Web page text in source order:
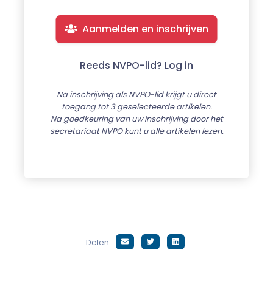
Aanmelden en inschrijven
Reeds NVPO-lid? Log in
Na inschrijving als NVPO-lid krijgt u direct
toegang tot 3 geselecteerde artikelen.
Na goedkeuring van uw inschrijving door het
secretariaat NVPO kunt u alle artikelen lezen.
Delen: